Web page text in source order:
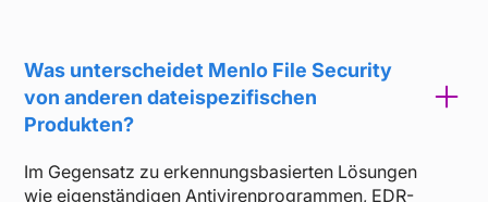
Was unterscheidet Menlo File Security
von anderen dateispezifischen
Produkten?
Im Gegensatz zu erkennungsbasierten Lösungen
wie eigenständigen Antivirenprogrammen, EDR-